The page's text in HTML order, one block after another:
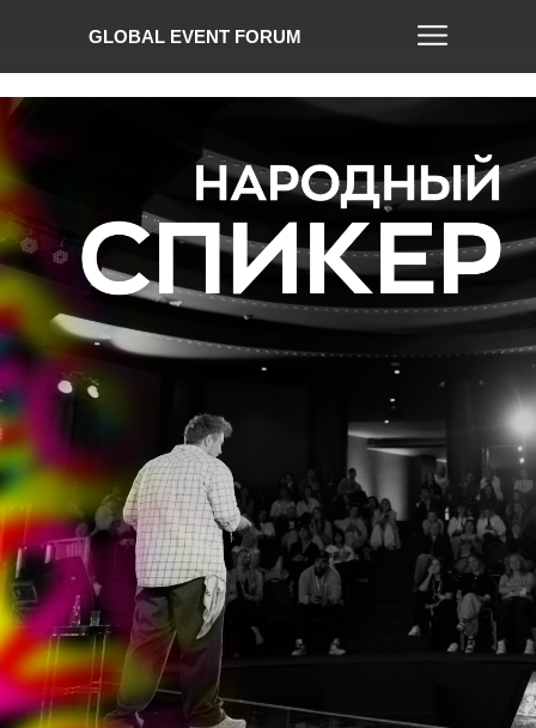
GLOBAL EVENT FORUM
GEF — МЕСТО, ГДЕ
ВЫСТУПАЮТ ТОПОВЫЕ
СПИКЕРЫ